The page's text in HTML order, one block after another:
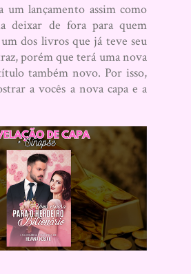
um lançamento assim como
deixar de fora para quem
dos livros que já teve seu
porém que terá uma nova
também novo. Por isso,
a vocês a nova capa e a